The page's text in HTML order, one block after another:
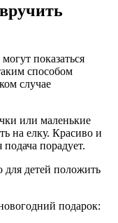
показаться
способом
случае
или маленькие
на елку. Красиво и
порадует.
подарок: